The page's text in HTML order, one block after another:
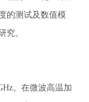
的测试及数值模
究。
。在微波高温加